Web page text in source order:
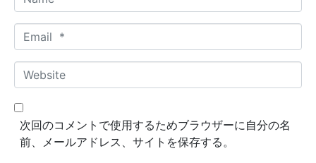
a
m
*
m
a
*
W
e
b
次回のコメントで使用するためブラウザーに自分の名
前、メールアドレス、サイトを保存する。